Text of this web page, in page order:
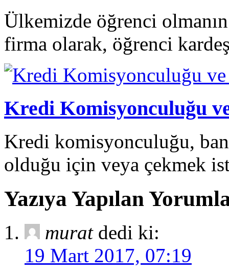
Ülkemizde öğrenci
firma olarak, öğrenci
Kredi Komisyonculuğu
Kredi komisyonculuğu,
olduğu için veya çekmek
Yazıya Yapılan
murat dedi ki:
19 Mart 2017, 07:19